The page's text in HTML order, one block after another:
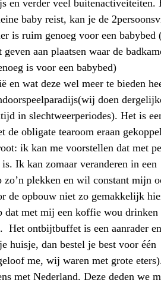
en verder veel buitenactiveiteiten.
baby reist, kan je de
is ruim genoeg voor een babybed
aan plaatsen waar de
is voor een babybed)
en wat deze wel meer te bieden
(wij doen
in slechtweerperiodes). Het is
de obligate tearoom eraan
ik kan me voorstellen dat met
Ik kan zomaar veranderen in een
zo’n plekken en wil constant mijn
de opbouw niet zo gemakkelijk
dat met mij een koffie wou
Het ontbijtbuffet is een aanrader
huisje, dan bestel je best voor één
me, wij waren met grote
met Nederland. Deze deden we